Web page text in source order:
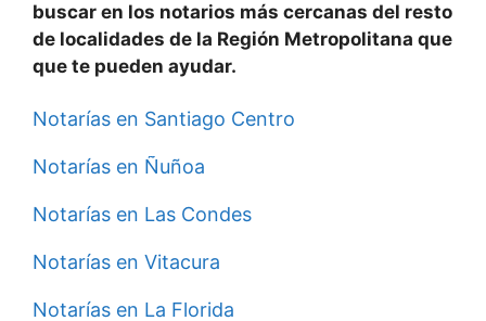
buscar en los notarios más cercanas del resto
de localidades de la Región Metropolitana que
que te pueden ayudar.
Notarías en Santiago Centro
Notarías en Ñuñoa
Notarías en Las Condes
Notarías en Vitacura
Notarías en La Florida